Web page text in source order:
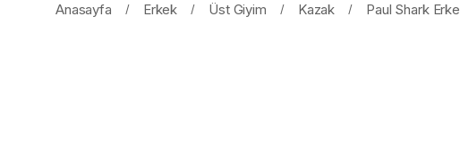
Anasayfa Erkek Üst Giyim Kazak Paul Shark